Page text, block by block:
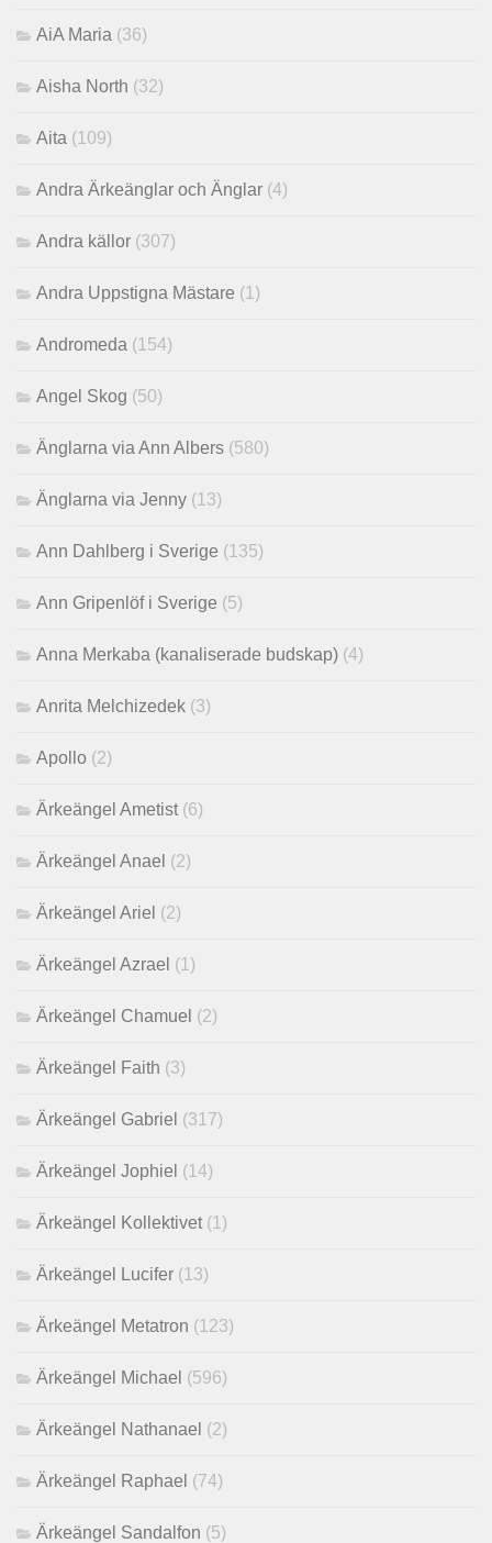
AiA Maria (36)
Aisha North (32)
Aita (109)
Andra Ärkeänglar och Änglar (4)
Andra källor (307)
Andra Uppstigna Mästare (1)
Andromeda (154)
Angel Skog (50)
Änglarna via Ann Albers (580)
Änglarna via Jenny (13)
Ann Dahlberg i Sverige (135)
Ann Gripenlöf i Sverige (5)
Anna Merkaba (kanaliserade budskap) (4)
Anrita Melchizedek (3)
Apollo (2)
Ärkeängel Ametist (6)
Ärkeängel Anael (2)
Ärkeängel Ariel (2)
Ärkeängel Azrael (1)
Ärkeängel Chamuel (2)
Ärkeängel Faith (3)
Ärkeängel Gabriel (317)
Ärkeängel Jophiel (14)
Ärkeängel Kollektivet (1)
Ärkeängel Lucifer (13)
Ärkeängel Metatron (123)
Ärkeängel Michael (596)
Ärkeängel Nathanael (2)
Ärkeängel Raphael (74)
Ärkeängel Sandalfon (5)